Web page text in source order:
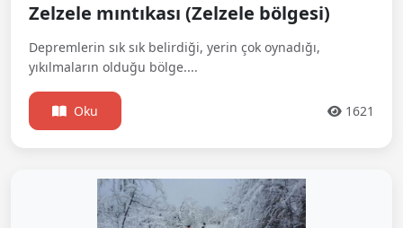
Zelzele mıntıkası (Zelzele bölgesi)
Depremlerin sık sık belirdiği, yerin çok oynadığı,
yıkılmaların olduğu bölge....
Oku 1621